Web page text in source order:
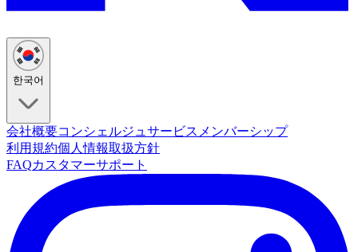
한국어
会社概要コンシェルジュサービス メンバーシップ
利用規約個人情報取扱方針
FAQカスタマーサポート